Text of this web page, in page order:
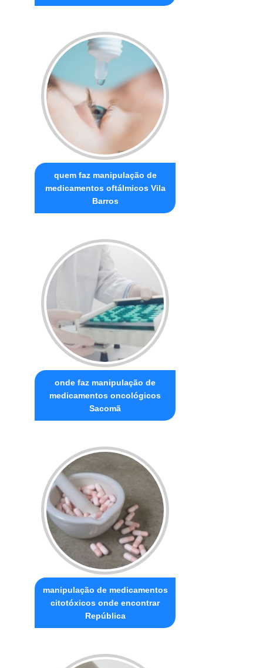
quem faz manipulação de
medicamentos oftálmicos Vila
Barros
onde faz manipulação de
medicamentos oncológicos
Sacomã
manipulação de medicamentos
citotóxicos onde encontrar
República